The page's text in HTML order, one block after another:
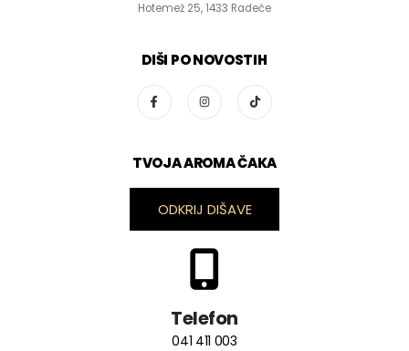
Hotemež 25, 1433 Radeče
DIŠI PO NOVOSTIH
TVOJA AROMA ČAKA
ODKRIJ DIŠAVE
Telefon
041 411 003